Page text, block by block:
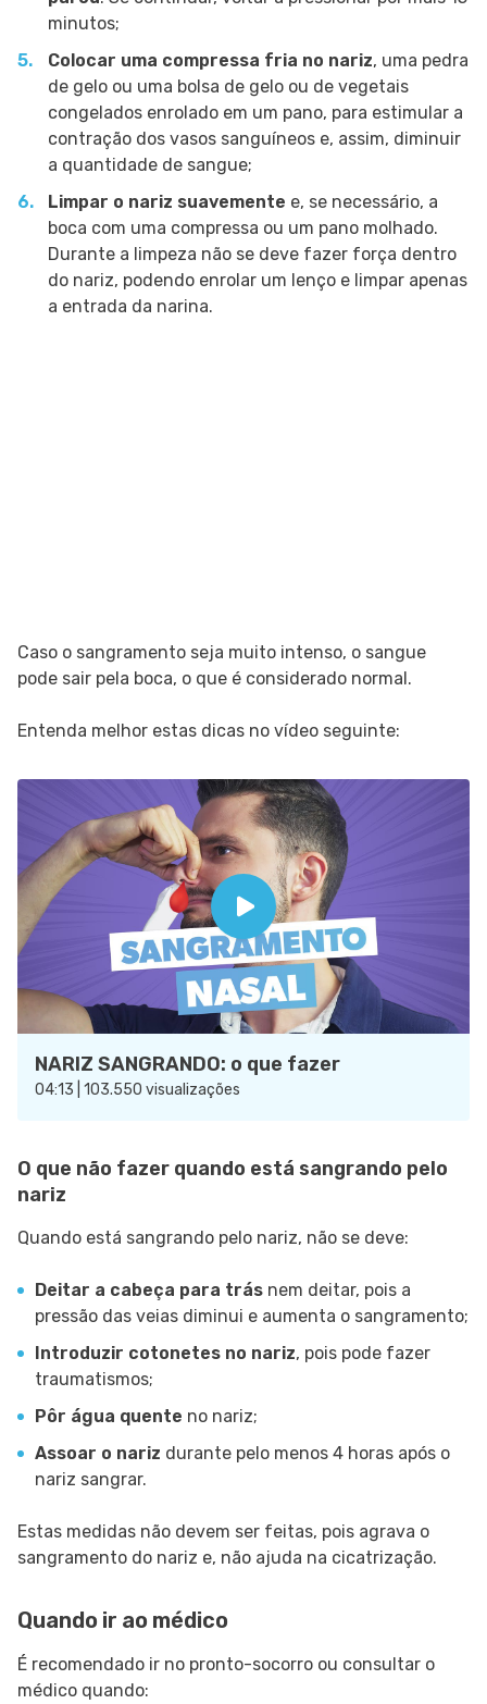
minutos;
Colocar uma compressa fria no nariz, uma pedra
de gelo ou uma bolsa de gelo ou de vegetais
congelados enrolado em um pano, para estimular a
contração dos vasos sanguíneos e, assim, diminuir
a quantidade de sangue;
Limpar o nariz suavemente e, se necessário, a
boca com uma compressa ou um pano molhado.
Durante a limpeza não se deve fazer força dentro
do nariz, podendo enrolar um lenço e limpar apenas
a entrada da narina.
Caso o sangramento seja muito intenso, o sangue
pode sair pela boca, o que é considerado normal.
Entenda melhor estas dicas no vídeo seguinte:
NARIZ SANGRANDO: o que fazer
04:13 | 103.550 visualizações
O que não fazer quando está sangrando pelo
nariz
Quando está sangrando pelo nariz, não se deve:
Deitar a cabeça para trás nem deitar, pois a
pressão das veias diminui e aumenta o sangramento;
Introduzir cotonetes no nariz, pois pode fazer
traumatismos;
Pôr água quente no nariz;
Assoar o nariz durante pelo menos 4 horas após o
nariz sangrar.
Estas medidas não devem ser feitas, pois agrava o
sangramento do nariz e, não ajuda na cicatrização.
Quando ir ao médico
É recomendado ir no pronto-socorro ou consultar o
médico quando: